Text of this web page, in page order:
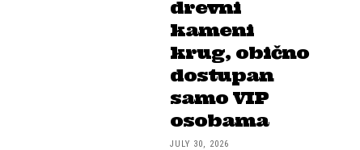
drevni
kameni
krug, obično
dostupan
samo VIP
osobama
JULY 30, 2026